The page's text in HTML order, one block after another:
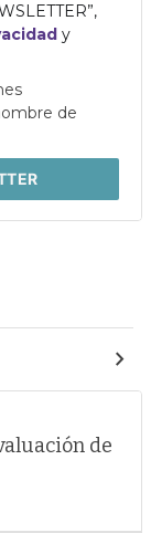
y
de
de